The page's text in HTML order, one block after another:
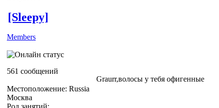
[Sleepy]
Members
561 сообщений
Местоположение: Russia
Москва
Род занятий:
Graurr,волосы у тебя офигенные